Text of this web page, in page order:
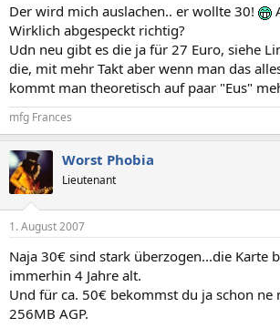
Der wird mich auslachen.. er wollte 30!
Wirklich abgespeckt richtig?
Udn neu gibt es die ja für 27 Euro, siehe
die, mit mehr Takt aber wenn man das
kommt man theoretisch auf paar "Eus"
mfg Frances
Worst Phobia
Lieutenant
1. August 2007
Naja 30€ sind stark überzogen...die Karte
immerhin 4 Jahre alt.
Und für ca. 50€ bekommst du ja schon ne
256MB AGP.